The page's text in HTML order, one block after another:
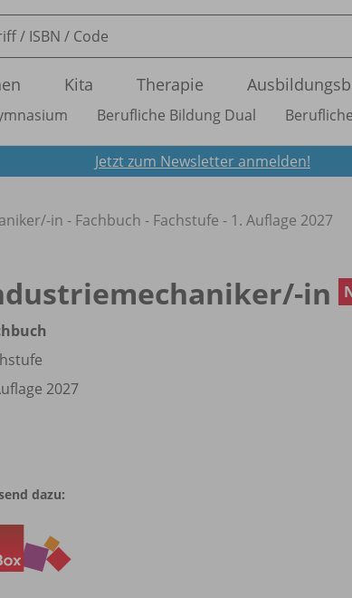
Kita Therapie
Berufliche Bildung Dual
Jetzt zum Newsletter anmelden!
-in - Fachbuch - Fachstufe - 1. Auflage 2027
-in
2027
dazu: